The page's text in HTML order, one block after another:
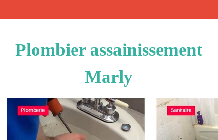
Plombier assainissement
Marly